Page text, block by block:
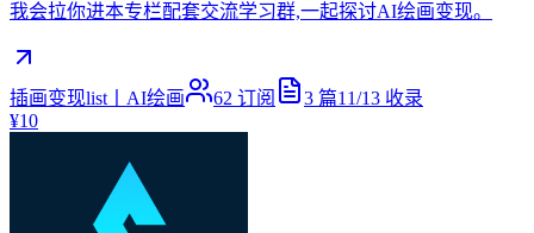
我会拉你进本专栏配套交流学习群,一起探讨AI绘画变现。
插画变现list丨AI绘画 62 订阅 3 篇11/13 收录
¥10